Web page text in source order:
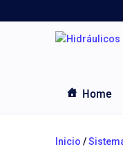
Home
Inicio /